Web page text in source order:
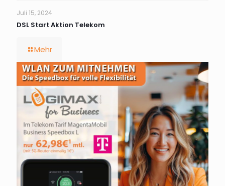
Juli 15, 2024
DSL Start Aktion Telekom
Mehr